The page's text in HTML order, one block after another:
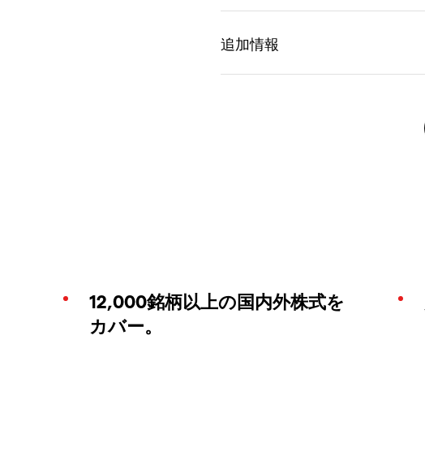
12,000銘柄以上の国内外株式を
カバー。